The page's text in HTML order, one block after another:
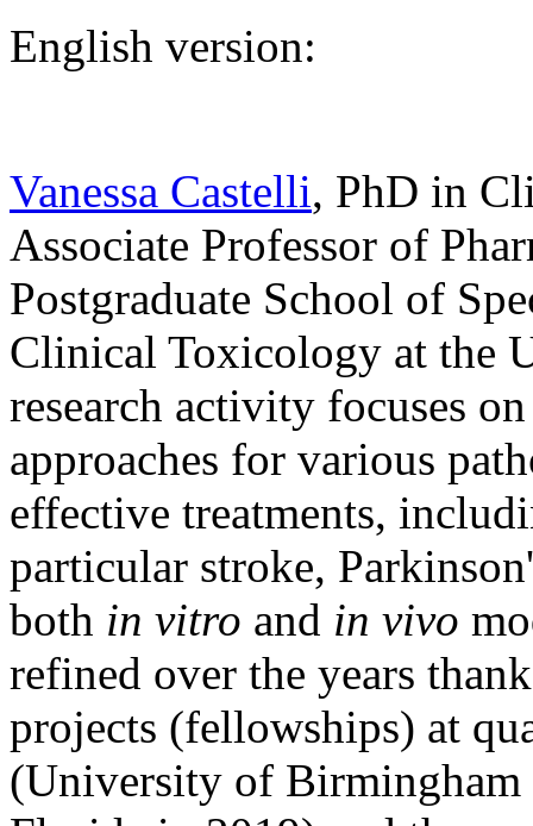
English version:
Vanessa Castelli, PhD in
Associate Professor of
Postgraduate School of
Clinical Toxicology at the
research activity focuses
approaches for various
effective treatments,
particular stroke,
both in vitro and in vivo
refined over the years
projects (fellowships) at
(University of